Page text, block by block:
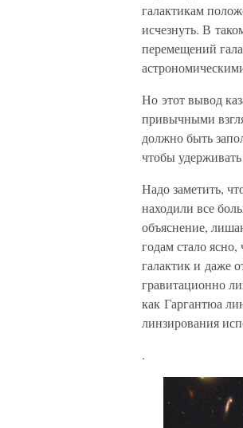
галактикам
исчезнуть. В
перемещений
Но этот вывод
привычными
должно быть
чтобы
Надо заметить,
находили все
объяснение,
годам стало
галактик и даже
гравитационно
как Гаргантюа
линзирования
.